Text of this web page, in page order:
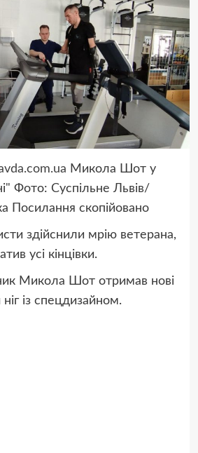
Микола Шот у
Фото: Суспільне Львів/
Посилання скопійовано
здійснили мрію ветерана,
усі кінцівки.
Микола Шот отримав нові
із спецдизайном.